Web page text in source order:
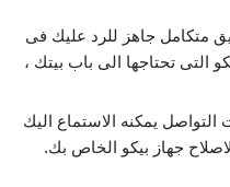
متكامل جاهز للرد عليك فى
التى تحتاجها الى باب بيتك ،
يمكنه الاستماع اليك
جهاز بيكو الخاص بك.